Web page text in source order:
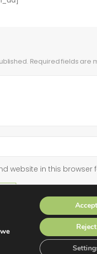
Required fields are
website in this
Accept
Reject